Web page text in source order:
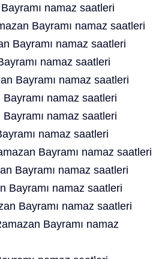
namaz saatleri
Bayramı namaz saatleri
Bayramı namaz saatleri
namaz saatleri
Bayramı namaz saatleri
namaz saatleri
namaz saatleri
namaz saatleri
Bayramı namaz saatleri
Bayramı namaz saatleri
Bayramı namaz saatleri
Bayramı namaz saatleri
Bayramı namaz